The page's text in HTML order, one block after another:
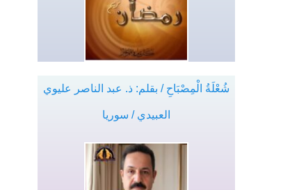
شُعْلَةُ الْمِصْبَاحِ / بقلم: ذ. عبد الناصر عليوي
العبيدي / سوريا